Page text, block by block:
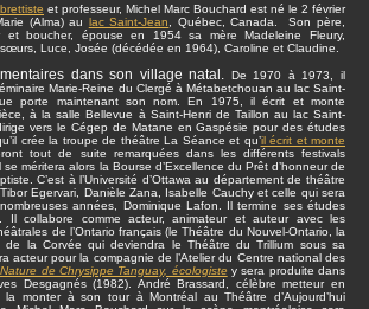
et professeur, Michel Marc Bouchard est né le 2 février
(Alma) au lac Saint-Jean
, Québec, Canada. Son père,
et boucher, épouse en 1954 sa mère Madeleine Fleury,
Luce, Josée (décédée en 1964), Caroline et Claudine.
dans son village natal.
De 1970 à 1973, il
Marie-Reine du Clergé à Métabetchouan au lac Saint-
porte maintenant son nom. En 1975, il écrit et monte
à la salle Bellevue à Saint-Henri de Taillon au lac Saint-
vers le Cégep de Matane en Gaspésie pour des études
crée la troupe de théâtre La Séance et qu’il écrit et monte
tout de suite remarquées dans les différents festivals
méritera alors la Bourse d’Excellence du Prêt d’honneur de
C’est à l’Université d’Ottawa au département de théâtre
Egervari, Danièle Zana, Isabelle Cauchy et celle qui sera
années, Dominique Lafon. Il termine ses études
Il collabore comme acteur, animateur et auteur avec les
de l’Ontario français (le Théâtre du Nouvel-Ontario, la
la Corvée qui deviendra le Théâtre du Trillium sous sa
acteur pour la compagnie de l’Atelier du Centre national des
de Chrysippe Tanguay, écologiste y sera produite dans
Desgagnés (1982). André Brassard, célèbre metteur en
monter à son tour à Montréal au Théâtre d’Aujourd’hui